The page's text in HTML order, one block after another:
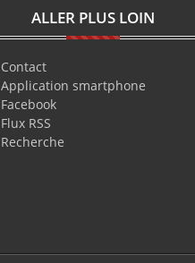
ALLER PLUS LOIN
Contact
Application smartphone
Facebook
Flux RSS
Recherche